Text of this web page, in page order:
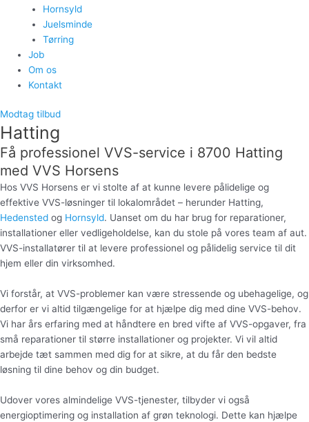
Hornsyld
Juelsminde
Tørring
Job
Om os
Kontakt
Modtag tilbud
Hatting
Få professionel VVS-service i 8700 Hatting
med VVS Horsens
Hos VVS Horsens er vi stolte af at kunne levere pålidelige og
effektive VVS-løsninger til lokalområdet – herunder Hatting,
Hedensted og Hornsyld. Uanset om du har brug for reparationer,
installationer eller vedligeholdelse, kan du stole på vores team af aut.
VVS-installatører til at levere professionel og pålidelig service til dit
hjem eller din virksomhed.
Vi forstår, at VVS-problemer kan være stressende og ubehagelige, og
derfor er vi altid tilgængelige for at hjælpe dig med dine VVS-behov.
Vi har års erfaring med at håndtere en bred vifte af VVS-opgaver, fra
små reparationer til større installationer og projekter. Vi vil altid
arbejde tæt sammen med dig for at sikre, at du får den bedste
løsning til dine behov og din budget.
Udover vores almindelige VVS-tjenester, tilbyder vi også
energioptimering og installation af grøn teknologi. Dette kan hjælpe